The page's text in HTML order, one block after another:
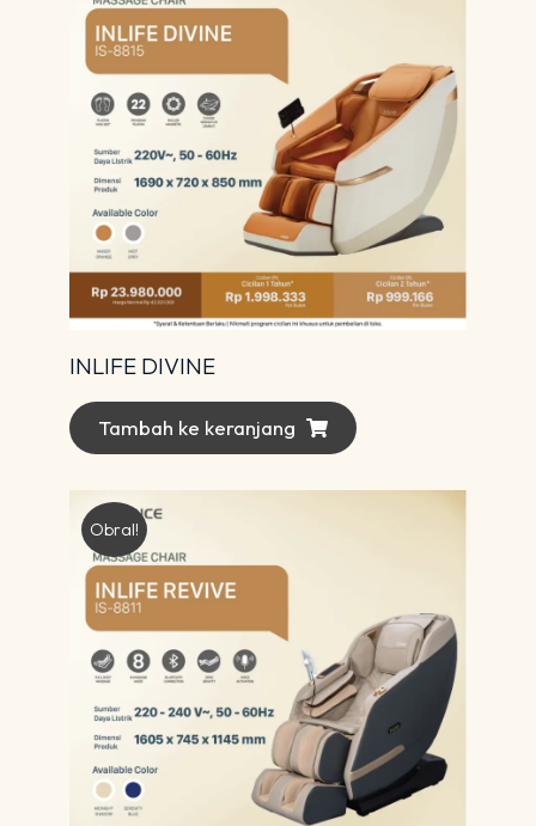
INLIFE DIVINE
Tambah ke keranjang
Obral!